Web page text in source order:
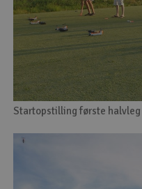
Startopstilling første halvleg